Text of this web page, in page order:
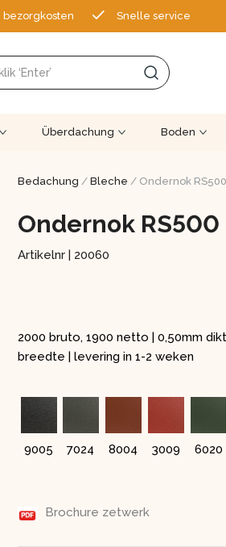
bezorgkosten Snelle service
Überdachung Boden
Bedachung /Bleche / Ondernok RS500
Ondernok RS500
Artikelnr | 20060
2000 bruto, 1900 netto | 0,50mm
breedte | levering in 1-2 weken
9005 7024 8004 3009 6020
Brochure zetwerk